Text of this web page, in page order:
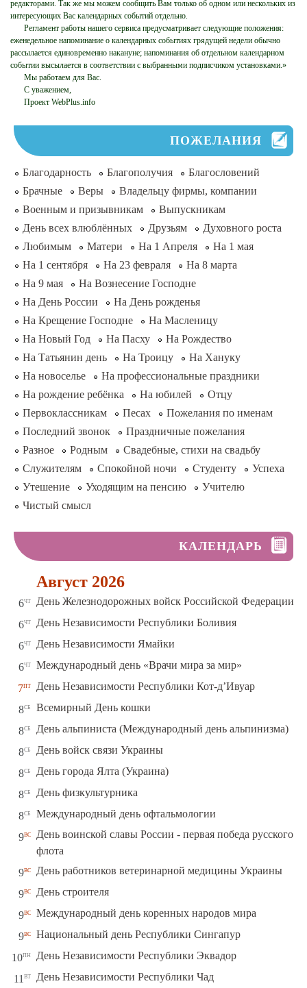
редакторами. Так же мы можем сообщить Вам только об одном или нескольких из
интересующих Вас календарных событий отдельно.
Регламент работы нашего сервиса предусматривает следующие положения:
еженедельное напоминание о календарных событиях грядущей недели обычно
рассылается единовременно накануне; напоминания об отдельном календарном
событии высылается в соответствии с выбранными подписчиком установками.»
Мы работаем для Вас.
С уважением,
Проект WebPlus.info
ПОЖЕЛАНИЯ
Благодарность Благополучия
Благословений
Брачные
Веры
Владельцу фирмы, компании
Военным и призывникам
Выпускникам
День всех влюблённых
Друзьям
Духовного роста
Любимым
Матери На 1 Апреля
На 1 мая
На 1 сентября
На 23 февраля
На 8 марта
На 9 мая
На Вознесение Господне
На День России
На День рожденья
На Крещение Господне
На Масленицу
На Новый Год
На Пасху
На Рождество
На Татьянин день
На Троицу
На Хануку
На новоселье
На профессиональные праздники
На рождение ребёнка
На юбилей
Отцу
Первоклассникам
Песах
Пожелания по именам
Последний звонок
Праздничные пожелания
Разное
Родным
Свадебные, стихи на свадьбу
Служителям
Спокойной ночи Студенту
Успеха
Утешение
Уходящим на пенсию
Учителю
Чистый смысл
КАЛЕНДАРЬ
Август 2026
6чт День Железнодорожных войск Российской Федерации
6чт День Независимости Республики Боливия
6чт День Независимости Ямайки
6чт Международный день «Врачи мира за мир»
7пт День Независимости Республики Кот-д’Ивуар
8сб Всемирный День кошки
8сб День альпиниста (Международный день альпинизма)
8сб День войск связи Украины
8сб День города Ялта (Украина)
8сб День физкультурника
8сб Международный день офтальмологии
9вс
День воинской славы России - первая победа русского
флота
9вс День работников ветеринарной медицины Украины
9вс День строителя
9вс Международный день коренных народов мира
9вс Национальный день Республики Сингапур
10пн День Независимости Республики Эквадор
11 вт День Независимости Республики Чад